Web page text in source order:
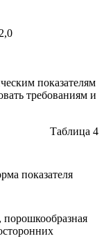
показателям
требованиям и
Таблица 4
показателя